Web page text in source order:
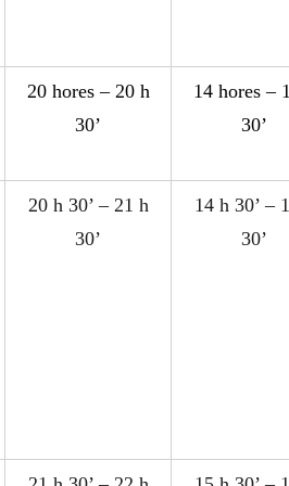
20 hores– 20 h
30’
14 hores–
30’
20 h 30’ – 21 h
30’
14 h 30’ –
30’